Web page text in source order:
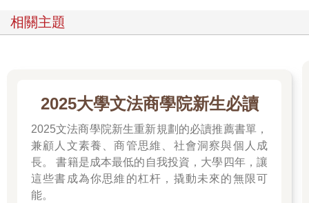
大多數人在電視上看到悲慘的事件後，第二天仍會繼續他們平常
的生活。馬瑟卻不是這樣。他無法把泰麗拋到腦後，決定自己必
代──這是好事。但光是覺醒並不夠。當你發現自己是幸運的少數
當你聯絡馬瑟時，你注意到的第一件事就是他回覆電子郵件的速
度很快。他是個精力充沛的男人。當馬瑟告訴我他的童年時，他
在每一方面的表現都優異得令我幾乎難以置信。
他在十一歲時獲得倫敦西南區的著名男校漢普頓學校（Hampton
School）的獎學金。他很快就成為班上的佼佼者。不只如此，馬
瑟的運動能力也出類拔萃。田徑、足球、跳高--他全都很行。從漢
相關主題
2025大學文法商學院新生必讀
2025文法商學院新生重新規劃的必讀推薦書單，
兼顧人文素養、商管思維、社會洞察與個人成
長。 書籍是成本最低的自我投資，大學四年，讓
這些書成為你思維的杠杆，撬動未來的無限可
能。